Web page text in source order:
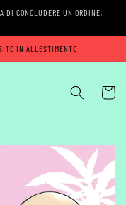
DI CONCLUDERE UN ORDINE,
IN ALLESTIMENTO
Carrello